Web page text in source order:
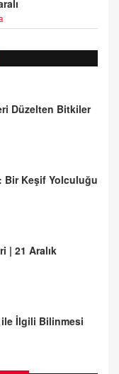
Keşif Yolculuğu
| 21 Aralık
İlgili Bilinmesi